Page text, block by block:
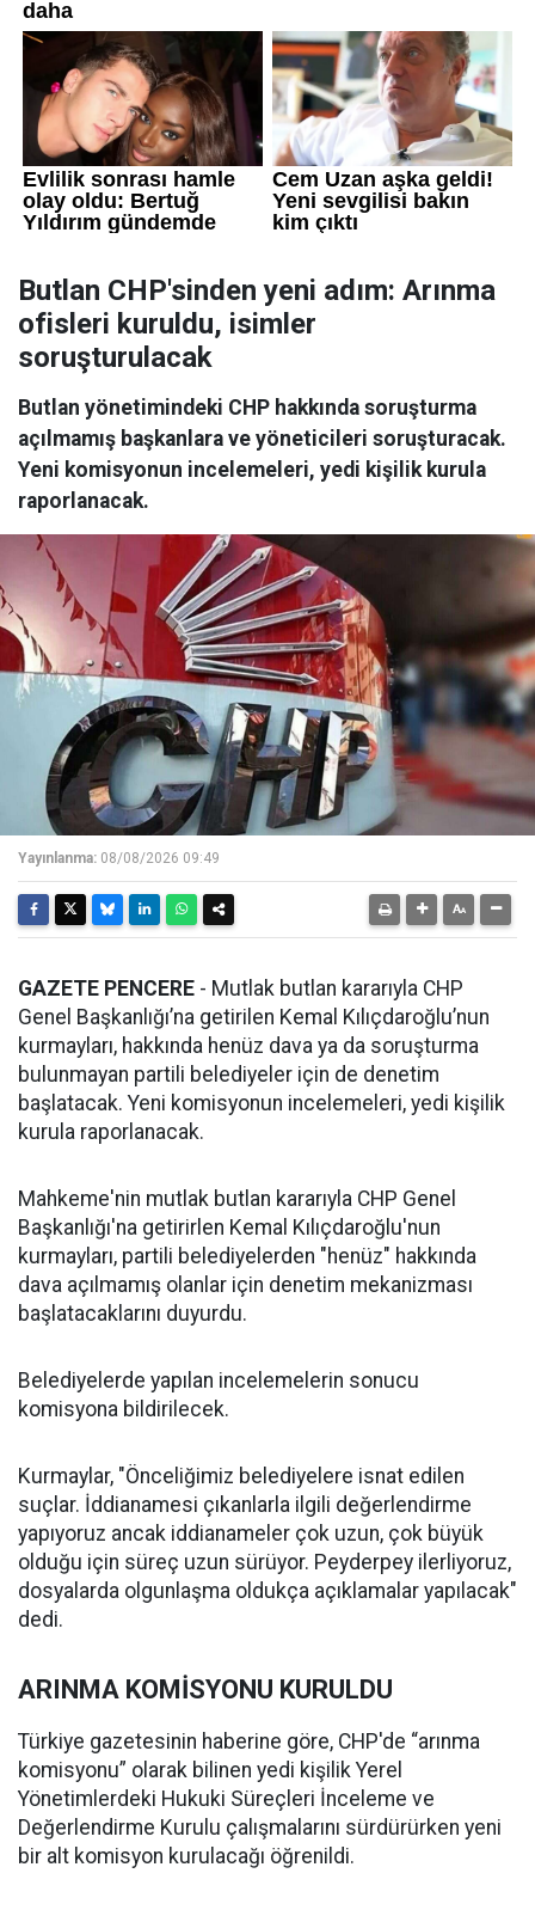
Butlan CHP'sinden yeni adım: Arınma
ofisleri kuruldu, isimler
soruşturulacak
Butlan yönetimindeki CHP hakkında soruşturma
açılmamış başkanlara ve yöneticileri soruşturacak.
Yeni komisyonun incelemeleri, yedi kişilik kurula
raporlanacak.
Yayınlanma: 08/08/2026 09:49
GAZETE PENCERE - Mutlak butlan kararıyla CHP
Genel Başkanlığı’na getirilen Kemal Kılıçdaroğlu’nun
kurmayları, hakkında henüz dava ya da soruşturma
bulunmayan partili belediyeler için de denetim
başlatacak. Yeni komisyonun incelemeleri, yedi kişilik
kurula raporlanacak.
Mahkeme'nin mutlak butlan kararıyla CHP Genel
Başkanlığı'na getirirlen Kemal Kılıçdaroğlu'nun
kurmayları, partili belediyelerden "henüz" hakkında
dava açılmamış olanlar için denetim mekanizması
başlatacaklarını duyurdu.
Belediyelerde yapılan incelemelerin sonucu
komisyona bildirilecek.
Kurmaylar, "Önceliğimiz belediyelere isnat edilen
suçlar. İddianamesi çıkanlarla ilgili değerlendirme
yapıyoruz ancak iddianameler çok uzun, çok büyük
olduğu için süreç uzun sürüyor. Peyderpey ilerliyoruz,
dosyalarda olgunlaşma oldukça açıklamalar yapılacak"
dedi.
ARINMA KOMİSYONU KURULDU
Türkiye gazetesinin haberine göre, CHP'de “arınma
komisyonu” olarak bilinen yedi kişilik Yerel
Yönetimlerdeki Hukuki Süreçleri İnceleme ve
Değerlendirme Kurulu çalışmalarını sürdürürken yeni
bir alt komisyon kurulacağı öğrenildi.